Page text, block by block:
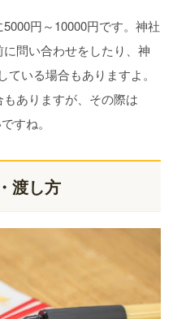
円～10000円です。神社
問い合わせをしたり、神
いる場合もありますよ。
もありますが、その際は
すね。
渡し方